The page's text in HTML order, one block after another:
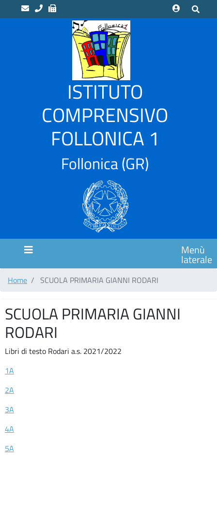
ISTITUTO
COMPRENSIVO
FOLLONICA 1
Follonica(GR)
Menù
laterale
“LUCA
PACIOLI”
Indirizzo
Musicale
“CAMPI
ALTI”
Scuola
Infanzia
CASSARELLO
MARCHE
SCUOLA
SCUOLA
ITALO
CALVINO
SCUOLA
PRIMARIA
Home SCUOLA PRIMARIA GIANNI RODARI
SCUOLA PRIMARIA GIANNI
RODARI
Libri di testo Rodari a.s. 2021/2022
1A
2A
3A
4A
5A